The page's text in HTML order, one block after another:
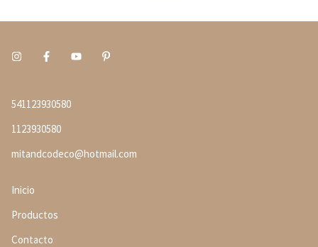
541123930580
1123930580
mitandcodeco@hotmail.com
Inicio
Productos
Contacto